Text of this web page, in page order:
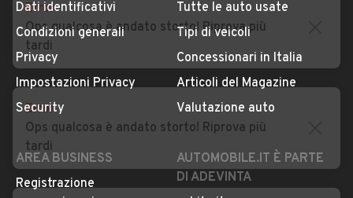
Serve aiuto?
Dati identificativi
Condizioni generali
Privacy
Impostazioni Privacy
Security
Marche e Modelli
Tutte le auto usate
Tipi di veicoli
Concessionari in Italia
Articoli del Magazine
Valutazione auto
AREA BUSINESS
AUTOMOBILE.IT È PARTE
Error
Ops qualcosa è andato storto! Riprova più
tardi
Error
Ops qualcosa è andato storto! Riprova più
tardi